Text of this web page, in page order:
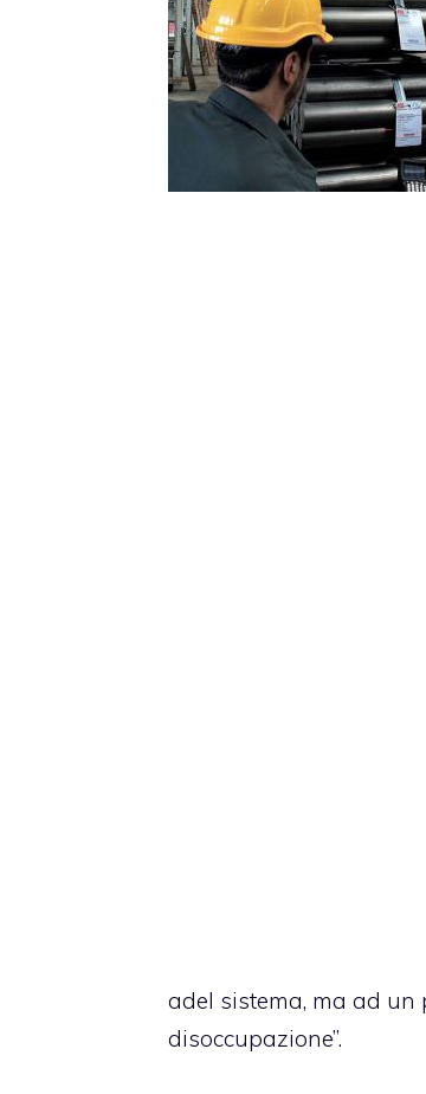
adel sistema, ma ad un
disoccupazione”.